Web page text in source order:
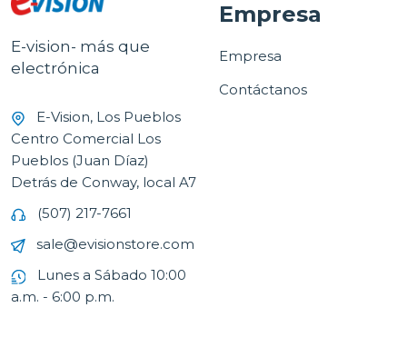
E-vision- más que
electrónica
E-Vision, Los Pueblos
Centro Comercial Los
Pueblos (Juan Díaz)
Detrás de Conway, local A7
(507) 217-7661
sale@evisionstore.com
Lunes a Sábado 10:00
a.m. - 6:00 p.m.
Empresa
Empresa
Contáctanos